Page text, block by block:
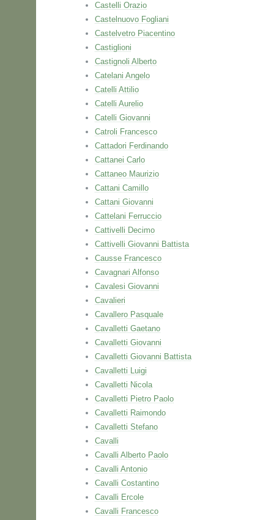
Castelli Orazio
Castelnuovo Fogliani
Castelvetro Piacentino
Castiglioni
Castignoli Alberto
Catelani Angelo
Catelli Attilio
Catelli Aurelio
Catelli Giovanni
Catroli Francesco
Cattadori Ferdinando
Cattanei Carlo
Cattaneo Maurizio
Cattani Camillo
Cattani Giovanni
Cattelani Ferruccio
Cattivelli Decimo
Cattivelli Giovanni Battista
Causse Francesco
Cavagnari Alfonso
Cavalesi Giovanni
Cavalieri
Cavallero Pasquale
Cavalletti Gaetano
Cavalletti Giovanni
Cavalletti Giovanni Battista
Cavalletti Luigi
Cavalletti Nicola
Cavalletti Pietro Paolo
Cavalletti Raimondo
Cavalletti Stefano
Cavalli
Cavalli Alberto Paolo
Cavalli Antonio
Cavalli Costantino
Cavalli Ercole
Cavalli Francesco